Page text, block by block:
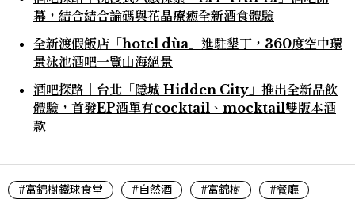
幕，結合結合論碼與花晶療癒全新酒食體驗
全新渡假飯店「hotel dùa」進駐墾丁，360度空中環
景泳池酒吧一覽山海絕景
酒吧探路｜台北「隱城 Hidden City」推出全新品飲
體驗，首發EP酒單有cocktail、mocktail雙版本酒
款
#富錦樹鐵球食堂 #自然酒 #富錦樹 #餐廳